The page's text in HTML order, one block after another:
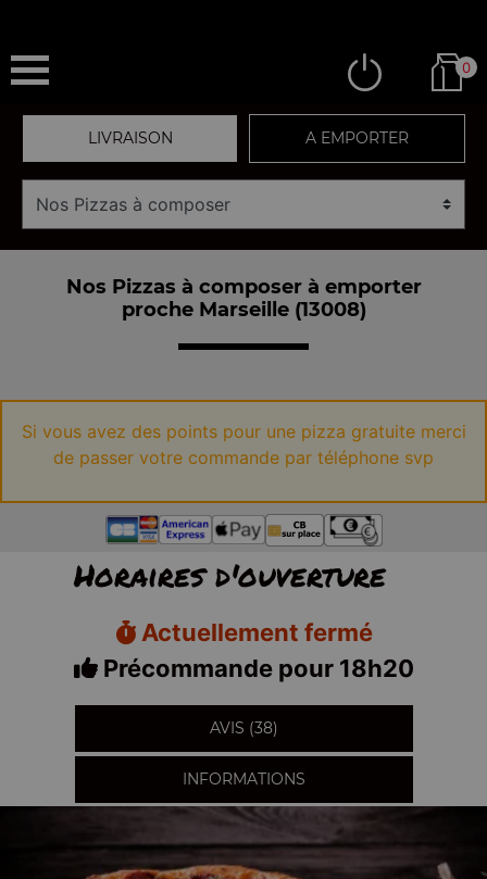
0
LIVRAISON A EMPORTER
Nos Pizzas à composer à emporter
proche Marseille (13008)
Si vous avez des points pour une pizza gratuite merci
de passer votre commande par téléphone svp
Horaires d'ouverture
Actuellement fermé
Précommande pour 18h20
AVIS (38)
INFORMATIONS